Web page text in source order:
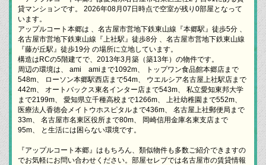
貸マンションです。 2026年08月07日時点で空室が残り0部屋となって
います。
アップルコート本郷は 、名古屋市営地下鉄東山線『本郷駅』徒歩5分 、
名古屋市営地下鉄東山線『上社駅』徒歩8分 、名古屋市営地下鉄東山線
『藤が丘駅』徒歩19分 の場所に立地しています。
構造はRCの5階建てで、2013年3月築（築13年）の物件です。
周辺の環境は、 ami amiまで1092m、 トップワン食品館本郷店まで
548m、 ローソン本郷駅西店まで54m、 ウエルシア名古屋上社駅店まで
442m、 オートバックス東名インター店まで543m、 私立愛知東邦大学
まで2199m、 愛知県立千種高校まで1266m、 上社幼稚園まで552m、
医療法人香徳会メイトウホスピタルまで436m、 名古屋上社郵便局まで
33m、 名古屋市名東区役所まで80m、 岡崎信用金庫名東支店まで
95m、 と生活には困らない環境です。
『アップルコート本郷』はもちろん、類似物件も多数ご紹介できますの
でお気軽にお問い合わせください。部屋セレブでは名古屋市の賃貸情報